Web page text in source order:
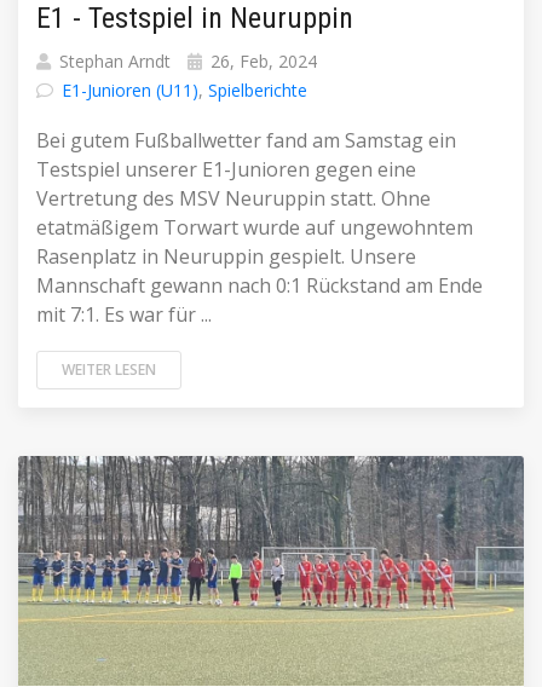
E1 - Testspiel in Neuruppin
Stephan Arndt
26, Feb, 2024
E1-Junioren (U11), Spielberichte
Bei gutem Fußballwetter fand am Samstag ein
Testspiel unserer E1-Junioren gegen eine
Vertretung des MSV Neuruppin statt. Ohne
etatmäßigem Torwart wurde auf ungewohntem
Rasenplatz in Neuruppin gespielt. Unsere
Mannschaft gewann nach 0:1 Rückstand am Ende
mit 7:1. Es war für ...
WEITER LESEN